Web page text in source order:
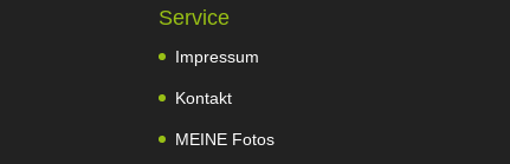
Service
Impressum
Kontakt
MEINE Fotos